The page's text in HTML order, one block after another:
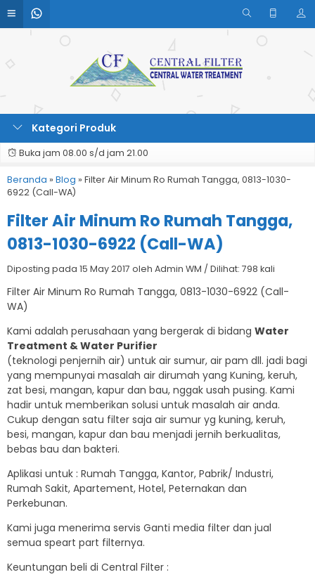
Kategori Produk
Buka jam 08.00 s/d jam 21.00
Beranda » Blog » Filter Air Minum Ro Rumah Tangga, 0813-1030-
6922 (Call-WA)
Filter Air Minum Ro Rumah Tangga,
0813-1030-6922 (Call-WA)
Diposting pada 15 May 2017 oleh Admin WM / Dilihat: 798 kali
Filter Air Minum Ro Rumah Tangga, 0813-1030-6922 (Call-
WA)
Kami adalah perusahaan yang bergerak di bidang Water
Treatment & Water Purifier
(teknologi penjernih air) untuk air sumur, air pam dll. jadi bagi
yang mempunyai masalah air dirumah yang Kuning, keruh,
zat besi, mangan, kapur dan bau, nggak usah pusing. Kami
hadir untuk memberikan solusi untuk masalah air anda.
Cukup dengan satu filter saja air sumur yg kuning, keruh,
besi, mangan, kapur dan bau menjadi jernih berkualitas,
bebas bau dan bakteri.
Aplikasi untuk : Rumah Tangga, Kantor, Pabrik/ Industri,
Rumah Sakit, Apartement, Hotel, Peternakan dan
Perkebunan.
Kami juga menerima servis Ganti media filter dan jual
semua speart part filternya.
Keuntungan beli di Central Filter :